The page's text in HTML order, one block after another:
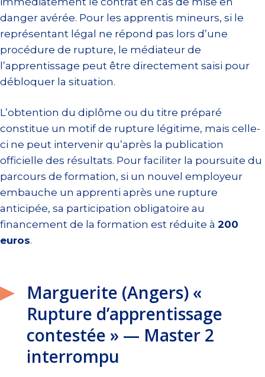
danger avérée. Pour les apprentis mineurs, si le
représentant légal ne répond pas lors d’une
procédure de rupture, le médiateur de
l’apprentissage peut être directement saisi pour
débloquer la situation.
L’obtention du diplôme ou du titre préparé
constitue un motif de rupture légitime, mais celle-
ci ne peut intervenir qu’après la publication
officielle des résultats. Pour faciliter la poursuite du
parcours de formation, si un nouvel employeur
embauche un apprenti après une rupture
anticipée, sa participation obligatoire au
financement de la formation est réduite à 200
euros.
Marguerite (Angers) «
Rupture d’apprentissage
contestée » — Master 2
interrompu